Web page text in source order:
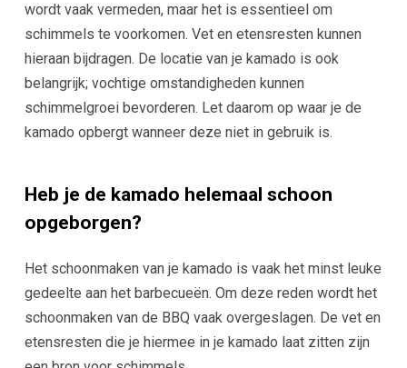
wordt vaak vermeden, maar het is essentieel om
schimmels te voorkomen. Vet en etensresten kunnen
hieraan bijdragen. De locatie van je kamado is ook
belangrijk; vochtige omstandigheden kunnen
schimmelgroei bevorderen. Let daarom op waar je de
kamado opbergt wanneer deze niet in gebruik is.
Heb je de kamado helemaal schoon
opgeborgen?
Het schoonmaken van je kamado is vaak het minst leuke
gedeelte aan het barbecueën. Om deze reden wordt het
schoonmaken van de BBQ vaak overgeslagen. De vet en
etensresten die je hiermee in je kamado laat zitten zijn